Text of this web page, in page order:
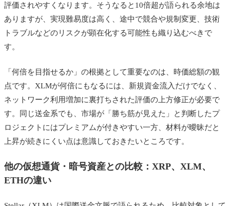
評価されやすくなります。そうなると10倍超が語られる余地は
ありますが、実現難易度は高く、途中で競合や規制変更、技術
トラブルなどのリスクが顕在化する可能性も織り込むべきで
す。
「何倍を目指せるか」の根拠として重要なのは、時価総額の観
点です。XLMが何倍にもなるには、新規資金流入だけでなく、
ネットワーク利用増加に裏打ちされた評価の上方修正が必要で
す。同じ送金系でも、市場が「勝ち筋が見えた」と判断したプ
ロジェクトにはプレミアムが付きやすい一方、材料が曖昧だと
上昇が続きにくい点は意識しておきたいところです。
他の仮想通貨・暗号資産との比較：XRP、XLM、
ETHの違い